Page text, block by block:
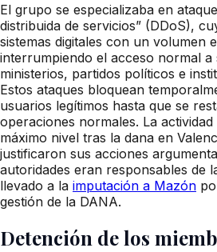
El grupo se especializaba en
distribuida de servicios” (DDoS),
sistemas digitales con un volumen
interrumpiendo el acceso normal a
ministerios, partidos políticos e
Estos ataques bloquean
usuarios legítimos hasta que se
operaciones normales. La
máximo nivel tras la dana en
justificaron sus acciones
autoridades eran responsables de
llevado a la imputación a Mazón
gestión de la DANA.
Detención de los